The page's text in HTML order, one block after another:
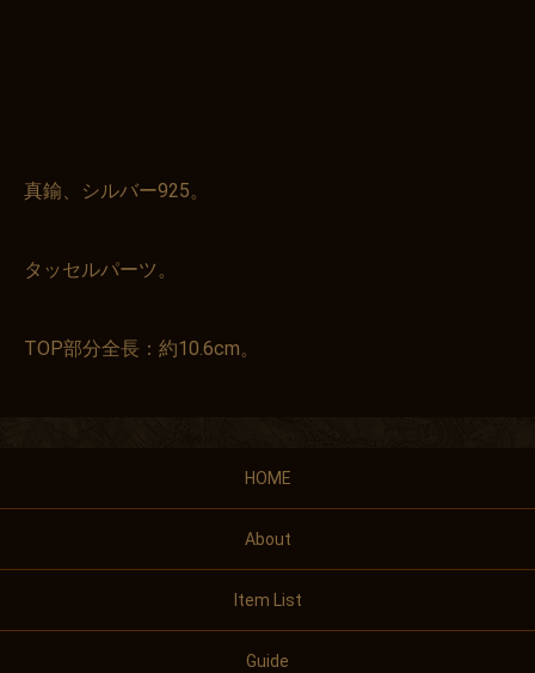
真鍮、シルバー925。
タッセルパーツ。
TOP部分全長：約10.6cm。
HOME
About
Item List
Guide